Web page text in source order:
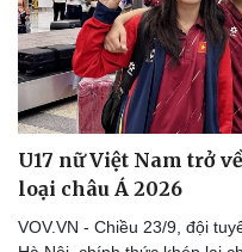
U17 nữ Việt Nam trở
loại châu Á 2026
VOV.VN - Chiều 23/9, đội